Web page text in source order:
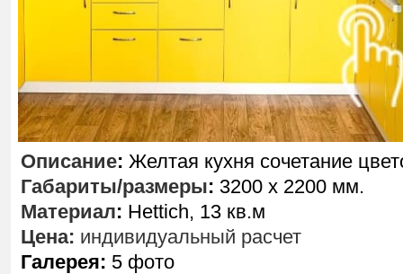
Описание: Желтая кухня сочетание
Габариты/размеры: 3200 х 2200 мм.
Материал: Hettich, 13 кв.м
Цена: индивидуальный расчет
Галерея: 5 фото